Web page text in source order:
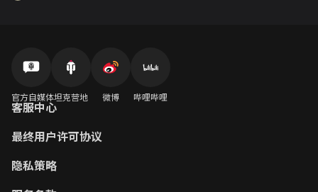
官方自媒体坦克营地 微博 哔哩哔哩
客服中心
最终用户许可协议
隐私策略